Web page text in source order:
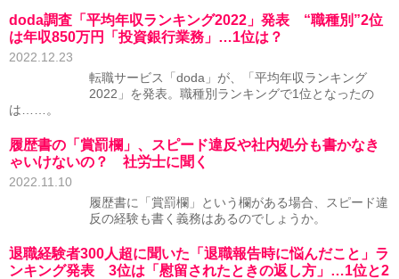
doda調査「平均年収ランキング2022」発表 “職種別”2位
は年収850万円「投資銀行業務」…1位は？
2022.12.23
転職サービス「doda」が、「平均年収ランキング
2022」を発表。職種別ランキングで1位となったの
は……。
履歴書の「賞罰欄」、スピード違反や社内処分も書かなき
ゃいけないの？ 社労士に聞く
2022.11.10
履歴書に「賞罰欄」という欄がある場合、スピード違
反の経験も書く義務はあるのでしょうか。
退職経験者300人超に聞いた「退職報告時に悩んだこと」ラ
ンキング発表 3位は「慰留されたときの返し方」…1位と2